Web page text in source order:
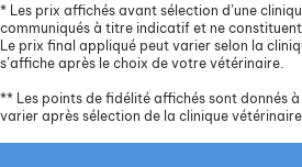
* Les prix affichés avant sélection d’une
communiqués à titre indicatif et ne
Le prix final appliqué peut varier selon la
s’affiche après le choix de votre vétérinaire.
** Les points de fidélité affichés sont donnés
varier après sélection de la clinique